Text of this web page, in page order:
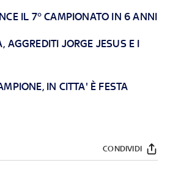
IL 7° CAMPIONATO IN 6 ANNI
AGGREDITI JORGE JESUS E I
IN CITTA' È FESTA
CONDIVIDI